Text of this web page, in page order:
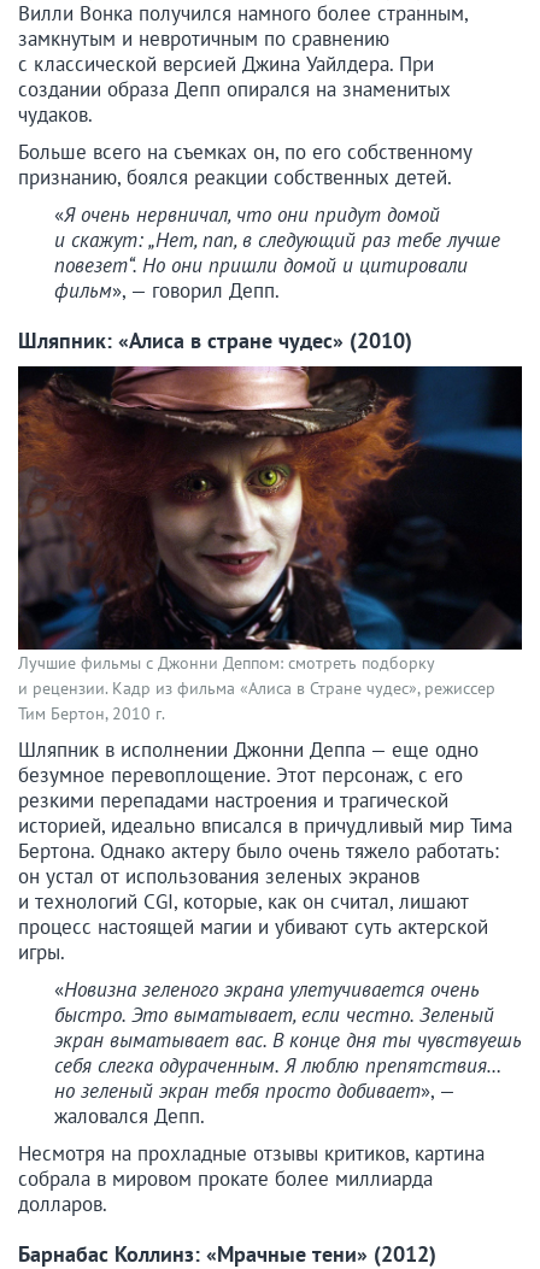
Вилли Вонка получился намного более странным,
замкнутым и невротичным по сравнению
с классической версией Джина Уайлдера. При
создании образа Депп опирался на знаменитых
чудаков.
Больше всего на съемках он, по его собственному
признанию, боялся реакции собственных детей.
«Я очень нервничал, что они придут домой
и скажут: „Нет, пап, в следующий раз тебе лучше
повезет“. Но они пришли домой и цитировали
фильм», — говорил Депп.
Шляпник: «Алиса в стране чудес» (2010)
Лучшие фильмы с Джонни Деппом: смотреть подборку
и рецензии. Кадр из фильма «Алиса в Стране чудес», режиссер
Тим Бертон, 2010 г.
Шляпник в исполнении Джонни Деппа — еще одно
безумное перевоплощение. Этот персонаж, с его
резкими перепадами настроения и трагической
историей, идеально вписался в причудливый мир Тима
Бертона. Однако актеру было очень тяжело работать:
он устал от использования зеленых экранов
и технологий CGI, которые, как он считал, лишают
процесс настоящей магии и убивают суть актерской
игры.
«Новизна зеленого экрана улетучивается очень
быстро. Это выматывает, если честно. Зеленый
экран выматывает вас. В конце дня ты чувствуешь
себя слегка одураченным. Я люблю препятствия…
но зеленый экран тебя просто добивает», —
жаловался Депп.
Несмотря на прохладные отзывы критиков, картина
собрала в мировом прокате более миллиарда
долларов.
Барнабас Коллинз: «Мрачные тени» (2012)